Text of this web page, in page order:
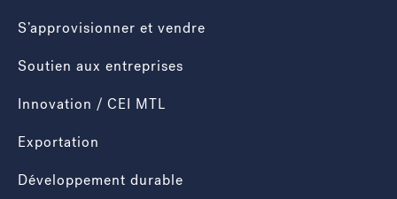
S’approvisionner et vendre
Soutien aux entreprises
Innovation / CEI MTL
Exportation
Développement durable